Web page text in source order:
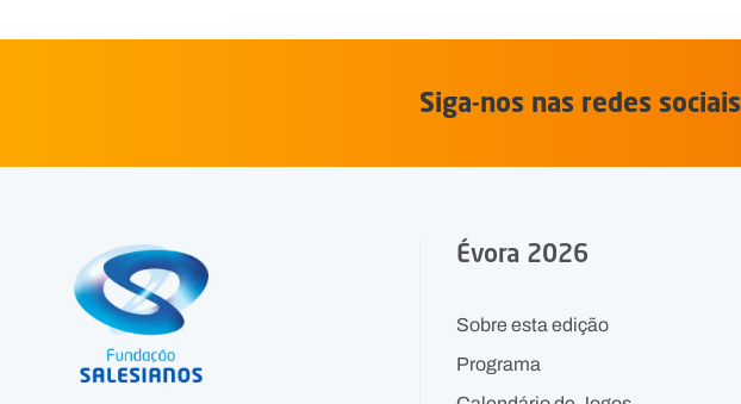
Siga-nos nas redes sociais
Évora 2026
Sobre esta edição
Programa